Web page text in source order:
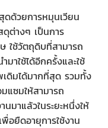
ดด้วยการหมุนเวียน
ต่างๆ เป็นการ
ใช้วัตถุดิบที่สามารถ
าใช้ได้อีกครั้งและใช้
ดิมได้มากที่สุด รวมทั้ง
แซมให้สามารถ
มาแล้วในระยะหนึ่งให้
อยืดอายุการใช้งาน